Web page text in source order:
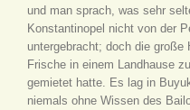
und man sprach, was sehr
Konstantinopel nicht von der
untergebracht; doch die
Frische in einem Landhause
gemietet hatte. Es lag in
niemals ohne Wissen des